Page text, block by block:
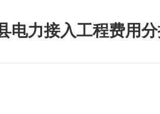
电力接入工程费用